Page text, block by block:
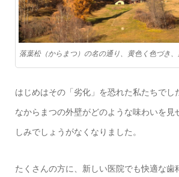
落葉松（からまつ）の名の通り、黄色く色づき、
はじめはその「劣化」を恐れた私たちでし
なからまつの外壁がどのような味わいを見
しみでしょうがなくなりました。
たくさんの方に、新しい医院でも快適な歯